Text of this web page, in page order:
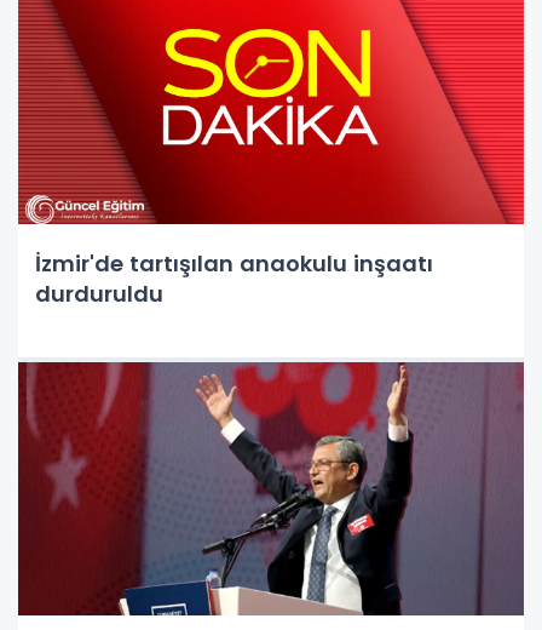
İzmir'de tartışılan anaokulu inşaatı
durduruldu